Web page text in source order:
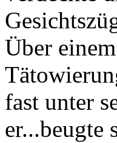
Über
fast unter
er...beugte